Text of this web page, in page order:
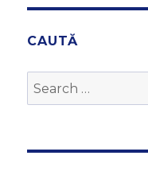
CAUTĂ
Search
for: